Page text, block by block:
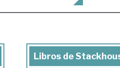
Libros
Libros de